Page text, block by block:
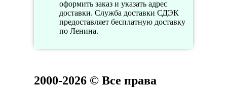
оформить заказ и указать адрес
доставки. Служба доставки СДЭК
предоставляет бесплатную доставку
по Ленина.
2000-2026 © Все права